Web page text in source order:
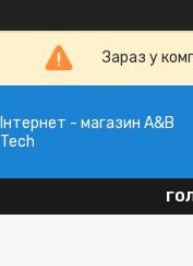
Зараз у
Інтернет - магазин A&B
Tech